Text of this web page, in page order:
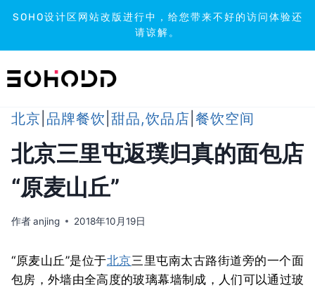
SOHO设计区网站改版进行中，给您带来不好的访问体验还
请谅解。
到
北京 品牌餐饮 甜品,饮品店 餐饮空间
北京三里屯返璞归真的面包店
“原麦山丘”
作者anjing 2018年10月19日
“原麦山丘”是位于北京三里屯南太古路街道旁的一个面
包房，外墙由全高度的玻璃幕墙制成，人们可以通过玻